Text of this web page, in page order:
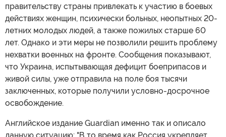
правительству страны привлекать к участию в боевых
действиях женщин, психически больных, неопытных 20-
летних молодых людей, а также пожилых старше 60
лет. Однако и эти меры не позволили решить проблему
нехватки военных на фронте. Сообщения показывают,
что Украина, испытывающая дефицит боеприпасов и
живой силы, уже отправила на поле боя тысячи
заключенных, которые получили условно-досрочное
освобождение.
Английское издание Guardian именно так и описало